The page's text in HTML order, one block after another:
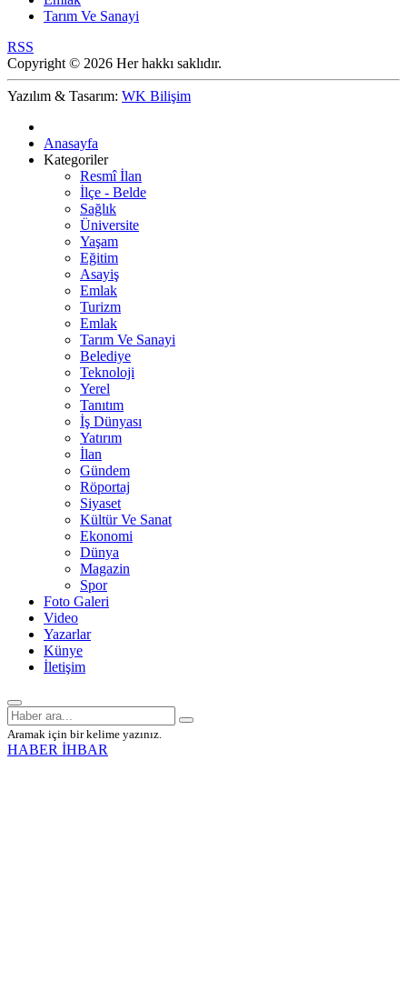
Tarım Ve Sanayi
RSS
Copyright © 2026 Her hakkı saklıdır.
Yazılım & Tasarım: WK Bilişim
Anasayfa
Kategoriler
Resmî İlan
İlçe - Belde
Sağlık
Üniversite
Yaşam
Eğitim
Asayiş
Emlak
Turizm
Emlak
Tarım Ve Sanayi
Belediye
Teknoloji
Yerel
Tanıtım
İş Dünyası
Yatırım
İlan
Gündem
Röportaj
Siyaset
Kültür Ve Sanat
Ekonomi
Dünya
Magazin
Spor
Foto Galeri
Video
Yazarlar
Künye
İletişim
Aramak için bir kelime yazınız.
HABER İHBAR